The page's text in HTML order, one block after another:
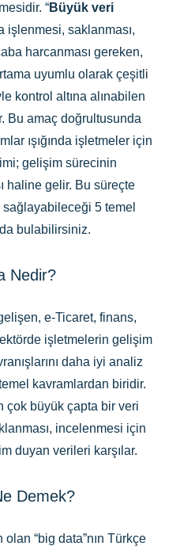
“Büyük veri
işlenmesi, saklanması,
harcanması gereken,
uyumlu olarak çeşitli
kontrol altına alınabilen
Bu amaç doğrultusunda
ışığında işletmeler için
gelişim sürecinin
haline gelir. Bu süreçte
5 temel
bulabilirsiniz.
Nedir?
e-Ticaret, finans,
işletmelerin gelişim
daha iyi analiz
kavramlardan biridir.
çok büyük çapta bir veri
incelenmesi için
duyan verileri karşılar.
Demek?
“big data”nın Türkçe